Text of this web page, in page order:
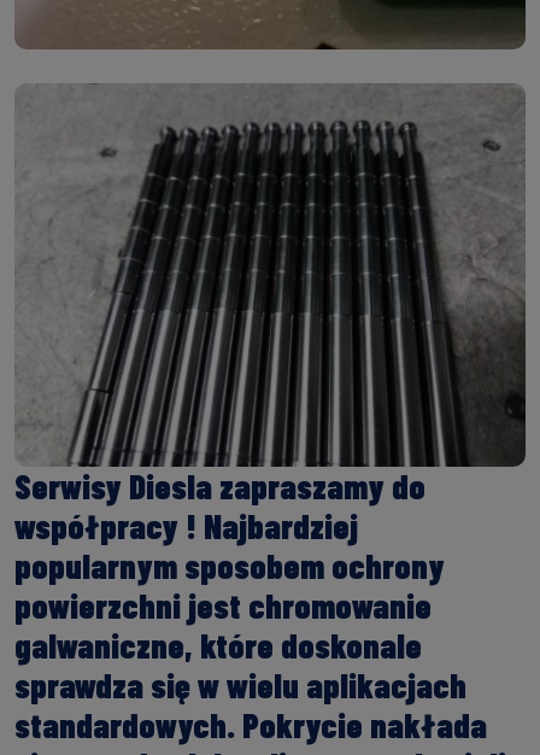
Serwisy Diesla zapraszamy do
współpracy ! Najbardziej
popularnym sposobem ochrony
powierzchni jest chromowanie
galwaniczne, które doskonale
sprawdza się w wielu aplikacjach
standardowych. Pokrycie nakłada